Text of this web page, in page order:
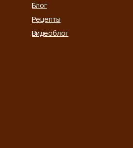
Блог
Рецепты
Видеоблог